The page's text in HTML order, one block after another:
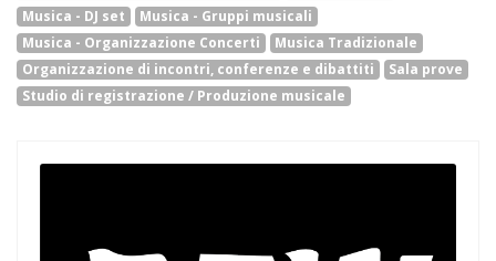
Musica - DJ set
Musica - Gruppi musicali
Musica - Organizzazione Concerti
Musica Tradizionale
Organizzazione di incontri, conferenze e dibattiti
Sala prove
Studio di registrazione / Produzione musicale